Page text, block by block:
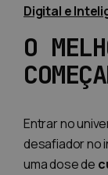
Digital e
O
Entrar no
desafiador no
uma dose de